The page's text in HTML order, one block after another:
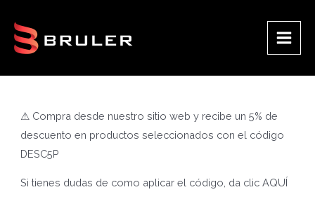
contenido
Main
⚠ Compra desde nuestro sitio web y recibe un 5% de
descuento en productos seleccionados con el código
DESC5P
Si tienes dudas de como aplicar el código, da clicAQUÍ